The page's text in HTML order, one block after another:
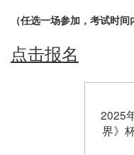
（任选一场参加，考试时
点击报名
2025
界》